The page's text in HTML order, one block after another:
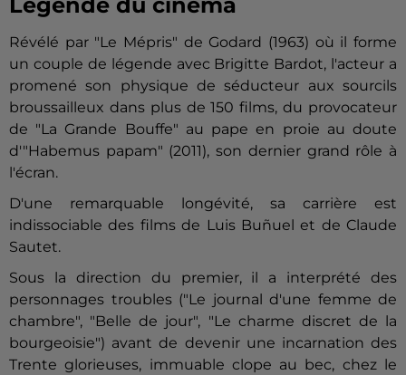
Légende du cinéma
Révélé par "Le Mépris" de Godard (1963) où il forme
un couple de légende avec Brigitte Bardot, l'acteur a
promené son physique de séducteur aux sourcils
broussailleux dans plus de 150 films, du provocateur
de "La Grande Bouffe" au pape en proie au doute
d'"Habemus papam" (2011), son dernier grand rôle à
l'écran.
D'une remarquable longévité, sa carrière est
indissociable des films de Luis Buñuel et de Claude
Sautet.
Sous la direction du premier, il a interprété des
personnages troubles ("Le journal d'une femme de
chambre", "Belle de jour", "Le charme discret de la
bourgeoisie") avant de devenir une incarnation des
Trente glorieuses, immuable clope au bec, chez le